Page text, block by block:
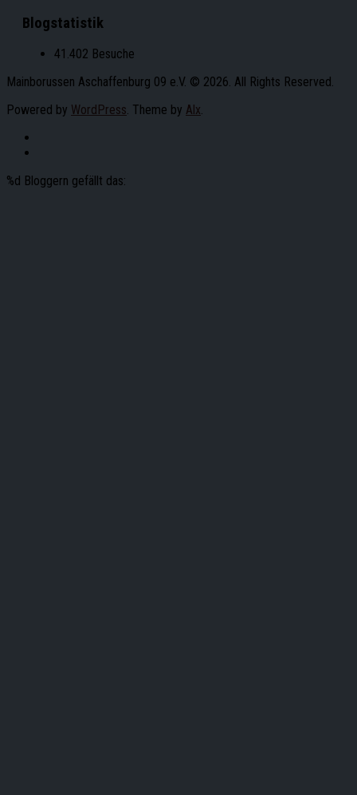
Blogstatistik
41.402 Besuche
Mainborussen Aschaffenburg 09 e.V. © 2026. All Rights Reserved.
Powered by WordPress. Theme by Alx.
%d Bloggern gefällt das: